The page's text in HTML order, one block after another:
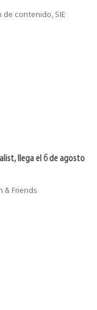
contenido, SIE
llega el 6 de agosto
& Friends